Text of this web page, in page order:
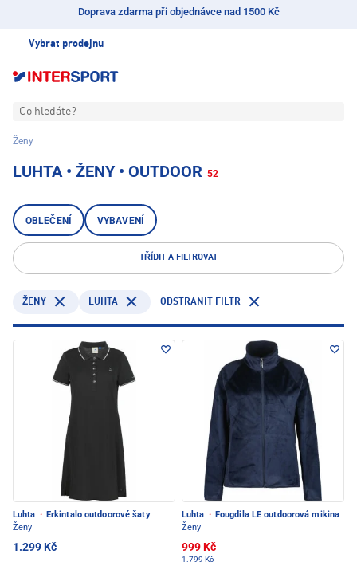
Doprava zdarma při objednávce nad 1500 Kč
Vybrat prodejnu
Co hledáte?
Ženy
LUHTA • ŽENY • OUTDOOR 52
OBLEČENÍ VYBAVENÍ
TŘÍDIT A FILTROVAT
ŽENY LUHTA ODSTRANIT FILTR
Luhta · Erkintalo outdoorové šaty
Ženy
1.299 Kč
Luhta · Fougdila LE outdoorová mikina
Ženy
999 Kč
1.799 Kč